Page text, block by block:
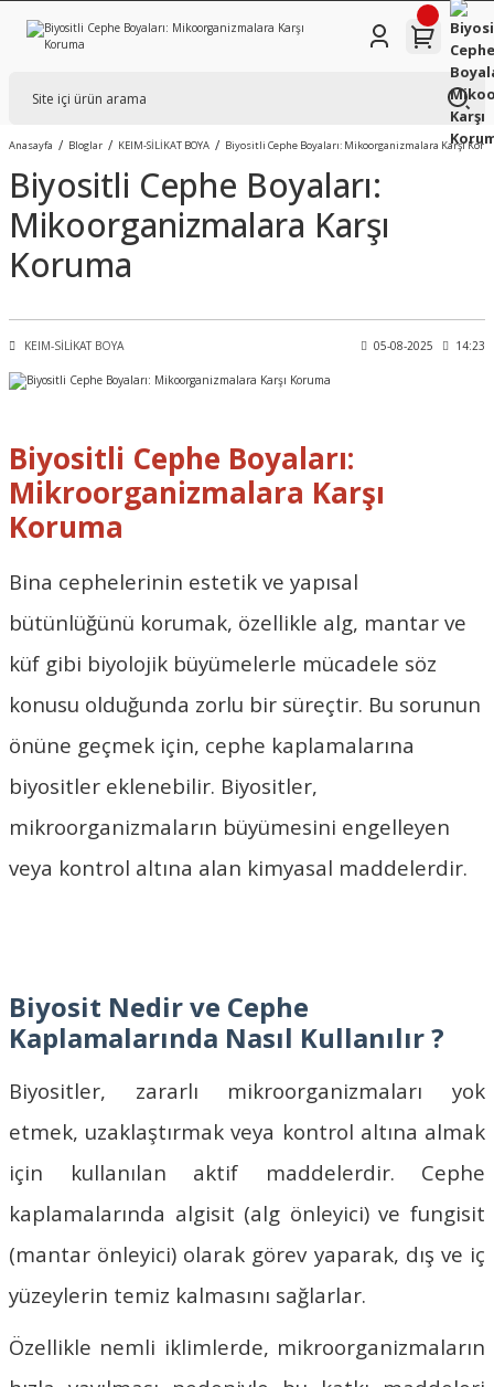
Anasayfa Bloglar KEIM-SİLİKAT BOYA Biyositli Cephe Boyaları: Mikoorganizmalara Karşı
Biyositli Cephe Boyaları:
Mikoorganizmalara Karşı
Koruma
KEIM-SİLİKAT BOYA 05-08-2025 14:23
Biyositli Cephe Boyaları:
Mikroorganizmalara Karşı
Koruma
Bina cephelerinin estetik ve yapısal
bütünlüğünü korumak, özellikle alg, mantar ve
küf gibi biyolojik büyümelerle mücadele söz
konusu olduğunda zorlu bir süreçtir. Bu sorunun
önüne geçmek için, cephe kaplamalarına
biyositler eklenebilir. Biyositler,
mikroorganizmaların büyümesini engelleyen
veya kontrol altına alan kimyasal maddelerdir.
Biyosit Nedir ve Cephe
Kaplamalarında Nasıl Kullanılır ?
Biyositler, zararlı mikroorganizmaları yok
etmek, uzaklaştırmak veya kontrol altına almak
için kullanılan aktif maddelerdir. Cephe
kaplamalarında algisit (alg önleyici) ve fungisit
(mantar önleyici) olarak görev yaparak, dış ve iç
yüzeylerin temiz kalmasını sağlarlar.
Özellikle nemli iklimlerde, mikroorganizmaların